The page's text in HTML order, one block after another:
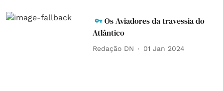
Os Aviadores da travessia do
Atlântico
Redação DN 01 Jan 2024